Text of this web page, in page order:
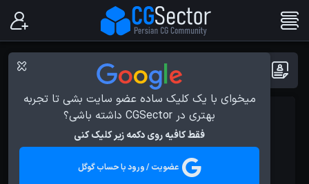
میخوای با یک کلیک ساده عضو سایت بشی تا تجربه
بهتری در CGSector داشته باشی؟
فقط کافیه روی دکمه زیر کلیک کنی
عضویت / ورود با حساب گوگل
پست ها با برچسب : بچه زرنگ